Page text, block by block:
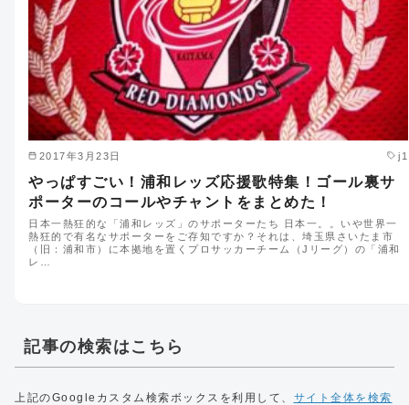
2017年3月23日 j1
やっぱすごい！浦和レッズ応援歌特集！ゴール裏サ
ポーターのコールやチャントをまとめた！
日本一熱狂的な「浦和レッズ」のサポーターたち 日本一。。いや世界一
熱狂的で有名なサポーターをご存知ですか？それは、埼玉県さいたま市
（旧：浦和市）に本拠地を置くプロサッカーチーム（Jリーグ）の「浦和
レ…
記事の検索はこちら
上記のGoogleカスタム検索ボックスを利用して、 サイト全体を検索